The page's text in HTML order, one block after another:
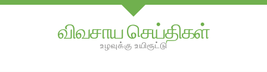
விவசாய செய்திகள்
உழவுக்கு உயிரூட்டு